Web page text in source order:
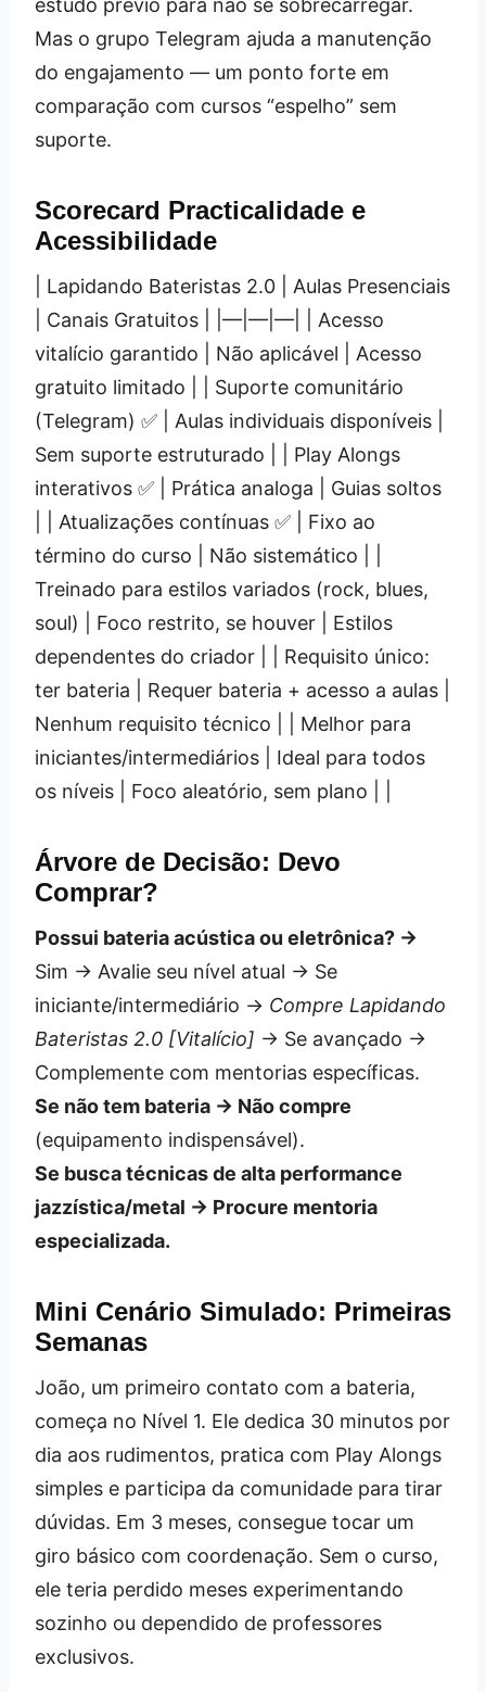
Mas o grupo Telegram ajuda a manutenção
do engajamento — um ponto forte em
comparação com cursos “espelho” sem
suporte.
Scorecard Practicalidade e
Acessibilidade
| Lapidando Bateristas 2.0 | Aulas Presenciais
| Canais Gratuitos | |—|—|—| | Acesso
vitalício garantido | Não aplicável | Acesso
gratuito limitado | | Suporte comunitário
(Telegram) ✅ | Aulas individuais disponíveis |
Sem suporte estruturado | | Play Alongs
interativos ✅ | Prática analoga | Guias soltos
| | Atualizações contínuas ✅ | Fixo ao
término do curso | Não sistemático | |
Treinado para estilos variados (rock, blues,
soul) | Foco restrito, se houver | Estilos
dependentes do criador | | Requisito único:
ter bateria | Requer bateria + acesso a aulas |
Nenhum requisito técnico | | Melhor para
iniciantes/intermediários | Ideal para todos
os níveis | Foco aleatório, sem plano | |
Árvore de Decisão: Devo
Comprar?
Possui bateria acústica ou eletrônica? →
Sim → Avalie seu nível atual → Se
iniciante/intermediário → Compre Lapidando
Bateristas 2.0 [Vitalício] → Se avançado →
Complemente com mentorias específicas.
Se não tem bateria → Não compre
(equipamento indispensável).
Se busca técnicas de alta performance
jazzística/metal → Procure mentoria
especializada.
Mini Cenário Simulado: Primeiras
Semanas
João, um primeiro contato com a bateria,
começa no Nível 1. Ele dedica 30 minutos por
dia aos rudimentos, pratica com Play Alongs
simples e participa da comunidade para tirar
dúvidas. Em 3 meses, consegue tocar um
giro básico com coordenação. Sem o curso,
ele teria perdido meses experimentando
sozinho ou dependido de professores
exclusivos.